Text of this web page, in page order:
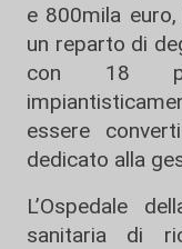
e 800mila
un reparto di
con 18
essere
dedicato alla
L’Ospedale
sanitaria di